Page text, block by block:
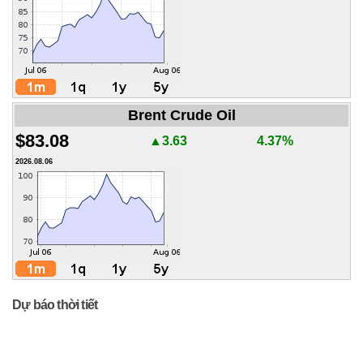
Brent Crude Oil
$83.08 ▲3.63 4.37%
2026.08.06
Dự báo thời tiết